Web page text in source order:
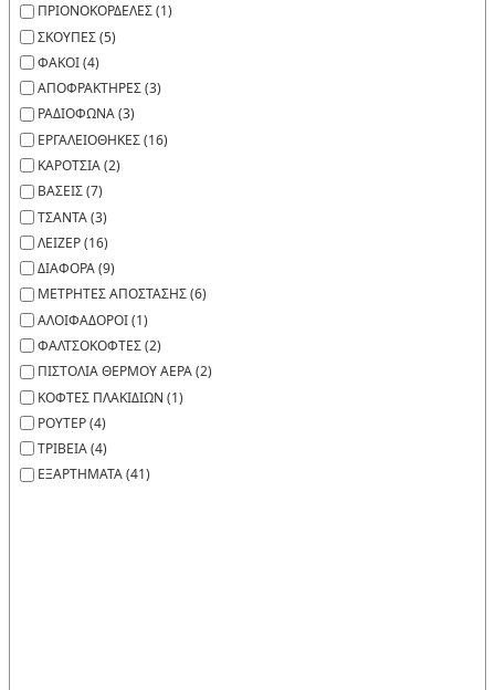
ΠΡΙΟΝΟΚΟΡΔΕΛΕΣ (1)
ΣΚΟΥΠΕΣ (5)
ΦΑΚΟΙ (4)
ΑΠΟΦΡΑΚΤΗΡΕΣ (3)
ΡΑΔΙΟΦΩΝΑ (3)
ΕΡΓΑΛΕΙΟΘΗΚΕΣ (16)
ΚΑΡΟΤΣΙΑ (2)
ΒΑΣΕΙΣ (7)
ΤΣΑΝΤΑ (3)
ΛΕΙΖΕΡ (16)
ΔΙΑΦΟΡΑ (9)
ΜΕΤΡΗΤΕΣ ΑΠΟΣΤΑΣΗΣ (6)
ΑΛΟΙΦΑΔΟΡΟΙ (1)
ΦΑΛΤΣΟΚΟΦΤΕΣ (2)
ΠΙΣΤΟΛΙΑ ΘΕΡΜΟΥ ΑΕΡΑ (2)
ΚΟΦΤΕΣ ΠΛΑΚΙΔΙΩΝ (1)
ΡΟΥΤΕΡ (4)
ΤΡΙΒΕΙΑ (4)
ΕΞΑΡΤΗΜΑΤΑ (41)